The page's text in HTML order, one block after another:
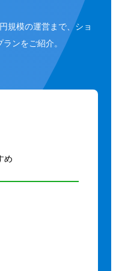
規模の運営まで、ショ
ンをご紹介。
め